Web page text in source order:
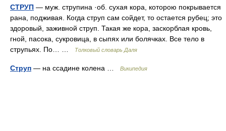
СТРУП — муж. струпина ·об. сухая кора, которою покрывается
рана, подживая. Когда струп сам сойдет, то остается рубец; это
здоровый, заживной струп. Такая же кора, заскорблая кровь,
гной, пасока, сукровица, в сыпях или болячках. Все тело в
струпьях. По… …
Толковый словарь Даля
Струп — на ссадине колена … Википедия